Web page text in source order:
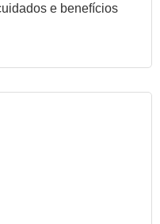
e benefícios